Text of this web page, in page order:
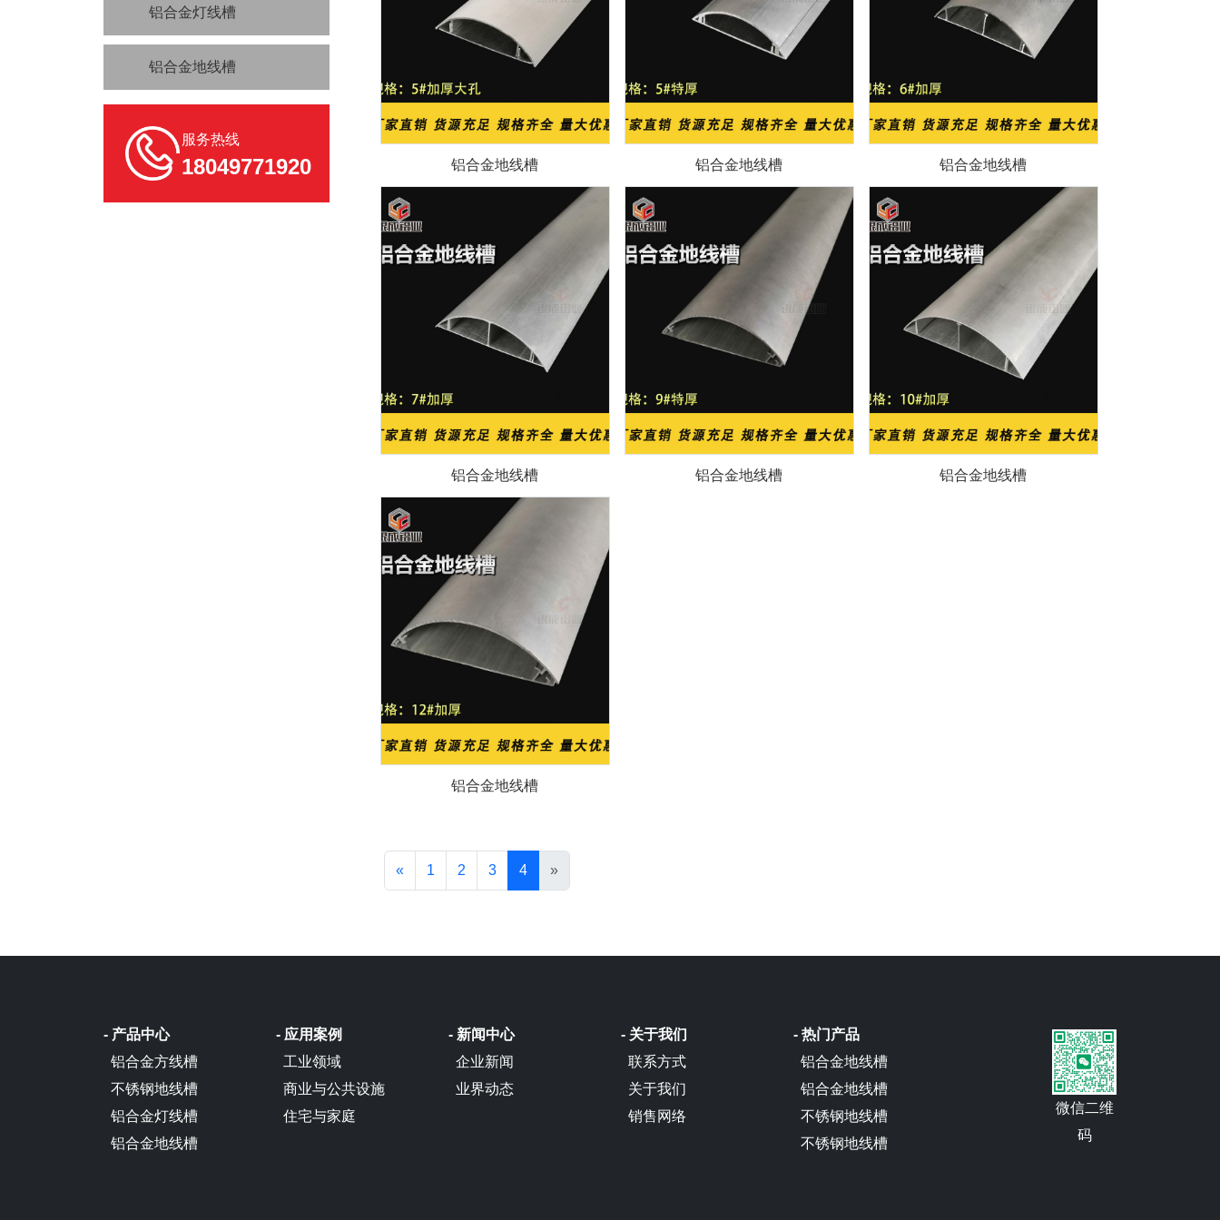
铝合金灯线槽
铝合金地线槽
服务热线
18049771920 铝合金地线槽 铝合金地线槽 铝合金地线槽
铝合金地线槽 铝合金地线槽 铝合金地线槽
铝合金地线槽
« 1 2 3 4 »
- 产品中心
铝合金方线槽
不锈钢地线槽
铝合金灯线槽
铝合金地线槽
- 应用案例
工业领域
商业与公共设施
住宅与家庭
- 新闻中心
企业新闻
业界动态
- 关于我们
联系方式
关于我们
销售网络
- 热门产品
铝合金地线槽
铝合金地线槽
不锈钢地线槽
不锈钢地线槽
微信二维
码